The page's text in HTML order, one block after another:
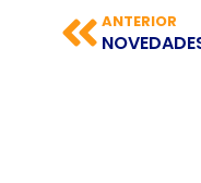
ANTERIOR